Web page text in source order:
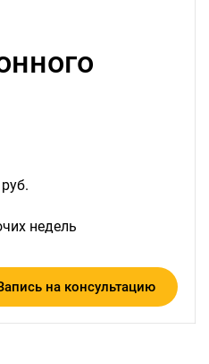
недель
на консультацию